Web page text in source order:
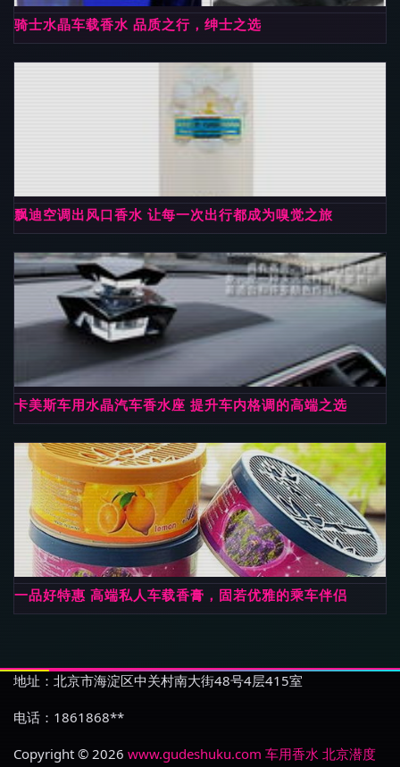
骑士水晶车载香水 品质之行，绅士之选
飘迪空调出风口香水 让每一次出行都成为嗅觉之旅
卡美斯车用水晶汽车香水座 提升车内格调的高端之选
一品好特惠 高端私人车载香膏，固若优雅的乘车伴侣
地址：北京市海淀区中关村南大街48号4层415室
电话：1861868**
Copyright © 2026 www.gudeshuku.com 车用香水 北京潜度